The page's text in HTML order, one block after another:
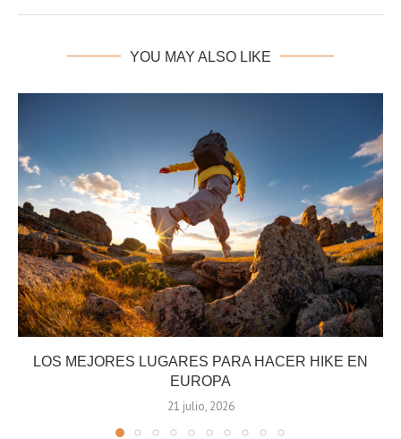
YOU MAY ALSO LIKE
LOS MEJORES LUGARES PARA HACER HIKE EN
EUROPA
21 julio, 2026